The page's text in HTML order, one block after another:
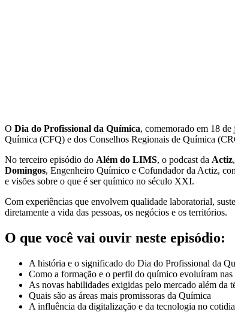
O Dia do Profissional da Química, comemorado em 18 de
Química (CFQ) e dos Conselhos Regionais de Química
No terceiro episódio do Além do LIMS, o podcast da Actiz
Domingos, Engenheiro Químico e Cofundador da Actiz,
e visões sobre o que é ser químico no século XXI.
Com experiências que envolvem qualidade laboratorial,
diretamente a vida das pessoas, os negócios e os territórios.
O que você vai ouvir neste episódio:
A história e o significado do Dia do Profissional da
Como a formação e o perfil do químico evoluíram nas
As novas habilidades exigidas pelo mercado além da
Quais são as áreas mais promissoras da Química
A influência da digitalização e da tecnologia no